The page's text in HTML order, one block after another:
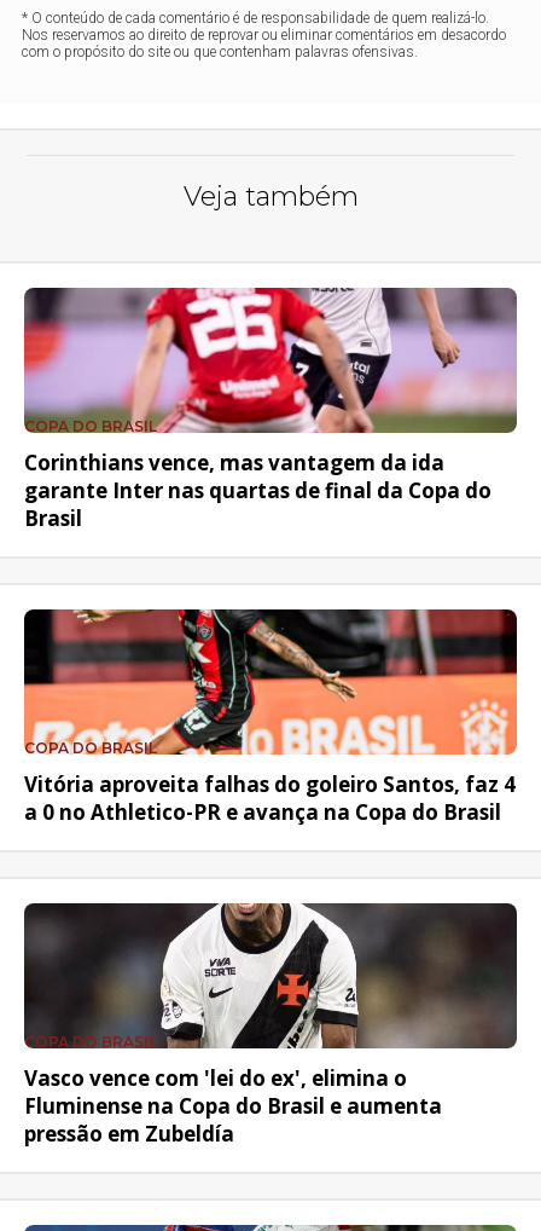
* O conteúdo de cada comentário é de responsabilidade de quem realizá-lo.
Nos reservamos ao direito de reprovar ou eliminar comentários em desacordo
com o propósito do site ou que contenham palavras ofensivas.
Veja também
COPA DO BRASIL
Corinthians vence, mas vantagem da ida
garante Inter nas quartas de final da Copa do
Brasil
COPA DO BRASIL
Vitória aproveita falhas do goleiro Santos, faz 4
a 0 no Athletico-PR e avança na Copa do Brasil
COPA DO BRASIL
Vasco vence com 'lei do ex', elimina o
Fluminense na Copa do Brasil e aumenta
pressão em Zubeldía